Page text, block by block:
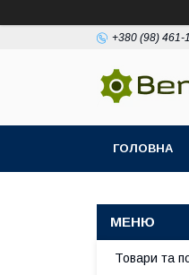
+380 (98) 461-
ГОЛОВНА
Товари та